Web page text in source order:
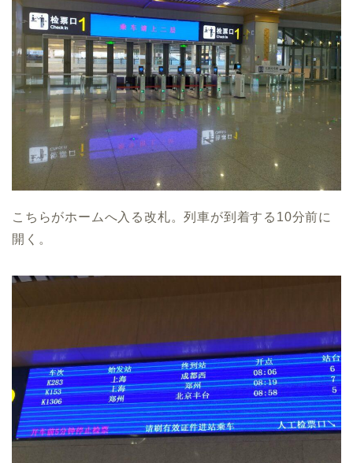
こちらがホームへ入る改札。列車が到着する10分前に
開く。